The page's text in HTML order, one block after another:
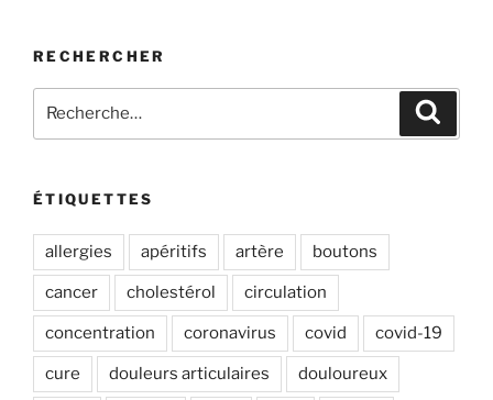
RECHERCHER
pour
ÉTIQUETTES
allergies apéritifs artère boutons
cancer cholestérol circulation
concentration coronavirus covid covid-19
cure douleurs articulaires douloureux